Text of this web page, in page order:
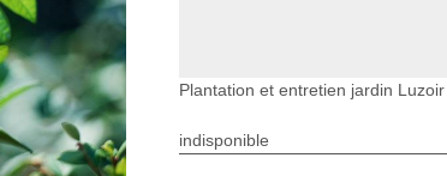
Plantation et entretien jardin Luzoir
indisponible